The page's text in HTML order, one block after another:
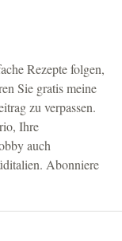
Rezepte folgen,
Sie gratis meine
zu verpassen.
Ihre
auch
Abonniere